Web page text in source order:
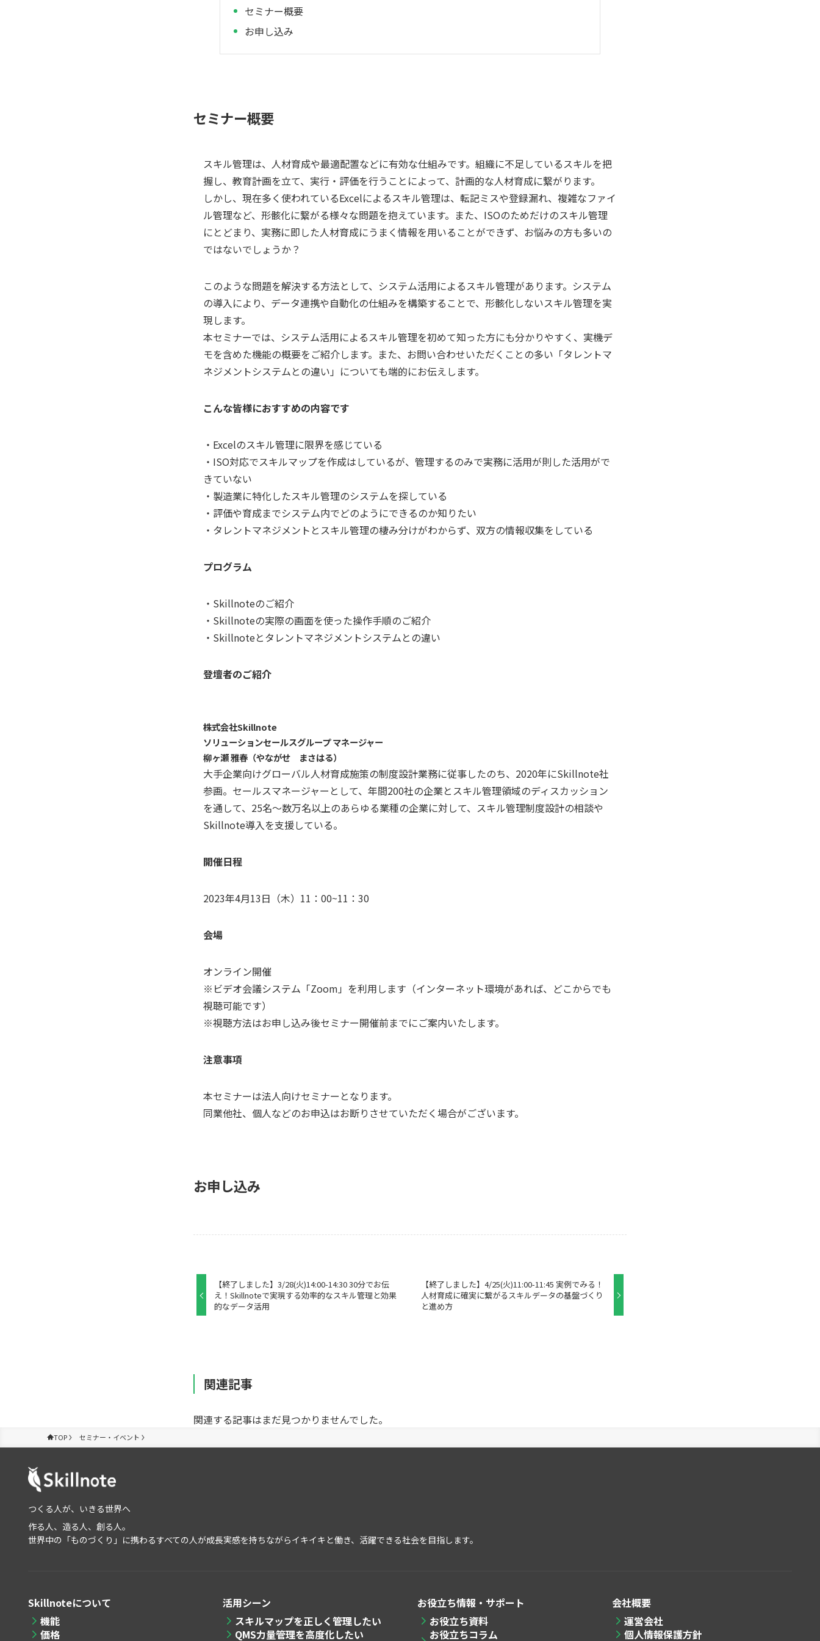
セミナー概要
お申し込み
セミナー概要
スキル管理は、人材育成や最適配置などに有効な仕組みです。組織に不足しているスキルを把
握し、教育計画を立て、実行・評価を行うことによって、計画的な人材育成に繋がります。
しかし、現在多く使われているExcelによるスキル管理は、転記ミスや登録漏れ、複雑なファイ
ル管理など、形骸化に繋がる様々な問題を抱えています。また、ISOのためだけのスキル管理
にとどまり、実務に即した人材育成にうまく情報を用いることができず、お悩みの方も多いの
ではないでしょうか？
このような問題を解決する方法として、システム活用によるスキル管理があります。システム
の導入により、データ連携や自動化の仕組みを構築することで、形骸化しないスキル管理を実
現します。
本セミナーでは、システム活用によるスキル管理を初めて知った方にも分かりやすく、実機デ
モを含めた機能の概要をご紹介します。また、お問い合わせいただくことの多い「タレントマ
ネジメントシステムとの違い」についても端的にお伝えします。
こんな皆様におすすめの内容です
・Excelのスキル管理に限界を感じている
・ISO対応でスキルマップを作成はしているが、管理するのみで実務に活用が則した活用がで
きていない
・製造業に特化したスキル管理のシステムを探している
・評価や育成までシステム内でどのようにできるのか知りたい
・タレントマネジメントとスキル管理の棲み分けがわからず、双方の情報収集をしている
プログラム
・Skillnoteのご紹介
・Skillnoteの実際の画面を使った操作手順のご紹介
・Skillnoteとタレントマネジメントシステムとの違い
登壇者のご紹介
株式会社Skillnote
ソリューションセールスグループ マネージャー
柳ヶ瀬 雅春（やながせ まさはる）
大手企業向けグローバル人材育成施策の制度設計業務に従事したのち、2020年にSkillnote社
参画。セールスマネージャーとして、年間200社の企業とスキル管理領域のディスカッション
を通して、25名～数万名以上のあらゆる業種の企業に対して、スキル管理制度設計の相談や
Skillnote導入を支援している。
開催日程
2023年4月13日（木）11：00~11：30
会場
オンライン開催
※ビデオ会議システム「Zoom」を利用します（インターネット環境があれば、どこからでも
視聴可能です）
※視聴方法はお申し込み後セミナー開催前までにご案内いたします。
注意事項
本セミナーは法人向けセミナーとなります。
同業他社、個人などのお申込はお断りさせていただく場合がございます。
お申し込み
【終了しました】3/28(火)14:00-14:30 30分でお伝
え！Skillnoteで実現する効率的なスキル管理と効果
的なデータ活用
【終了しました】4/25(火)11:00-11:45 実例でみる！
人材育成に確実に繋がるスキルデータの基盤づくり
と進め方
関連記事
関連する記事はまだ見つかりませんでした。
TOP セミナー・イベント
つくる人が、いきる世界へ
作る人、造る人、創る人。
世界中の「ものづくり」に携わるすべての人が成長実感を持ちながらイキイキと働き、活躍できる社会を目指します。
Skillnoteについて
機能
価格
活用シーン
スキルマップを正しく管理したい
QMS力量管理を高度化したい
お役立ち情報・サポート
お役立ち資料
お役立ちコラム
会社概要
運営会社
個人情報保護方針